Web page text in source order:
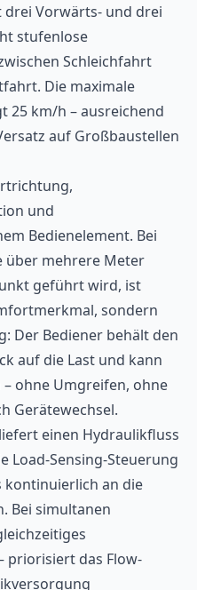
Vorwärts- und drei
stufenlose
Schleichfahrt
Die maximale
25 km/h – ausreichend
auf Großbaustellen
und
Bedienelement. Bei
über mehrere Meter
geführt wird, ist
sondern
Der Bediener behält den
auf die Last und kann
ohne Umgreifen, ohne
Gerätewechsel.
einen Hydraulikfluss
Load-Sensing-Steuerung
kontinuierlich an die
Bei simultanen
priorisiert das Flow-